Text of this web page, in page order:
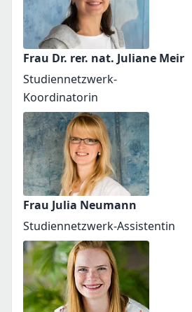
Frau Dr. rer. nat. Juliane Meir
Studiennetzwerk-
Koordinatorin
Frau Julia Neumann
Studiennetzwerk-Assistentin